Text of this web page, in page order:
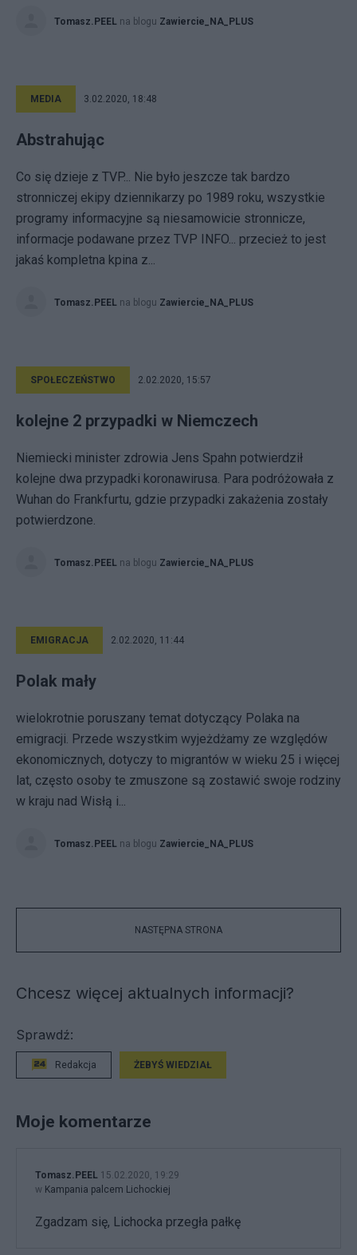
Tomasz.PEEL na blogu Zawiercie_NA_PLUS
MEDIA 3.02.2020, 18:48
Abstrahując
Co się dzieje z TVP... Nie było jeszcze tak bardzo
stronniczej ekipy dziennikarzy po 1989 roku, wszystkie
programy informacyjne są niesamowicie stronnicze,
informacje podawane przez TVP INFO... przecież to jest
jakaś kompletna kpina z...
Tomasz.PEEL na blogu Zawiercie_NA_PLUS
SPOŁECZEŃSTWO 2.02.2020, 15:57
kolejne 2 przypadki w Niemczech
Niemiecki minister zdrowia Jens Spahn potwierdził
kolejne dwa przypadki koronawirusa. Para podróżowała z
Wuhan do Frankfurtu, gdzie przypadki zakażenia zostały
potwierdzone.
Tomasz.PEEL na blogu Zawiercie_NA_PLUS
EMIGRACJA 2.02.2020, 11:44
Polak mały
wielokrotnie poruszany temat dotyczący Polaka na
emigracji. Przede wszystkim wyjeżdżamy ze względów
ekonomicznych, dotyczy to migrantów w wieku 25 i więcej
lat, często osoby te zmuszone są zostawić swoje rodziny
w kraju nad Wisłą i...
Tomasz.PEEL na blogu Zawiercie_NA_PLUS
NASTĘPNA STRONA
Chcesz więcej aktualnych informacji?
Sprawdź:
Redakcja ŻEBYŚ WIEDZIAŁ
Moje komentarze
Tomasz.PEEL 15.02.2020, 19:29
w Kampania palcem Lichockiej
Zgadzam się, Lichocka przegła pałkę